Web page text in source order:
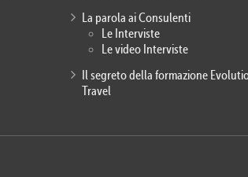
La parola ai Consulenti
Le Interviste
Le video Interviste
Il segreto della formazione
Travel